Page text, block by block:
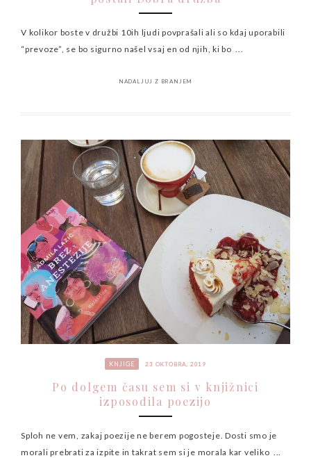
V kolikor boste v družbi 10ih ljudi povprašali ali so kdaj uporabili
“prevoze”, se bo sigurno našel vsaj en od njih, ki bo ...
NADALJUJ Z BRANJEM
KNJIGE 23 OKTOBRA, 2019
Po dolgem času sem si v knjižnici
izposodila poezijo
Sploh ne vem, zakaj poezije ne berem pogosteje. Dosti smo je
morali prebrati za izpite in takrat sem si je morala kar veliko ...